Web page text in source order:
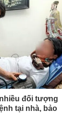
đối tượng
tại nhà, bảo